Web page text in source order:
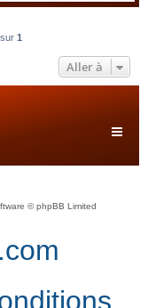
1
Aller à
© phpBB Limited